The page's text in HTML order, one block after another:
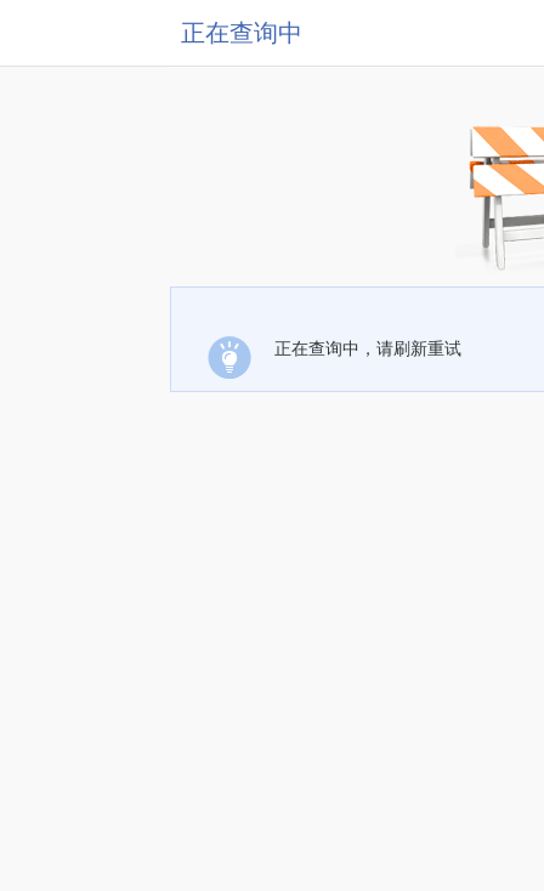
正在查询中
正在查询中，请刷新重试